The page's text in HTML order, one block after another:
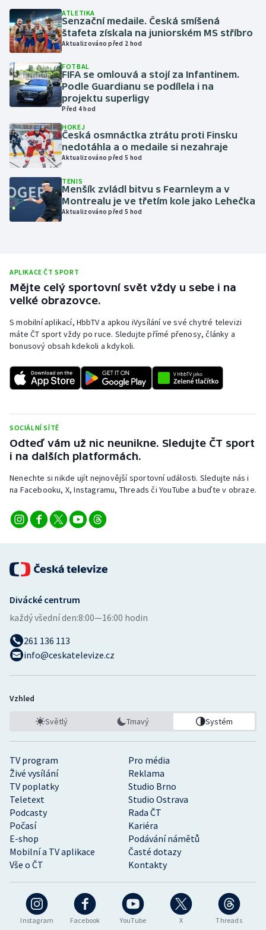
Krasobruslení
Lezení
Lyže a snowboard
Moderní pětiboj
Motorsport
Olympijské hry
Parasport
Plavání
Rychlobruslení
Rychlostní kanoistika
Short track
Sportovní střelba
Veslování
Vodní slalom
Volejbal
ATLETIKA
Senzační medaile. Česká smíšená
štafeta získala na juniorském MS stříbro
Aktualizováno před 2 hod
FOTBAL
FIFA se omlouvá a stojí za Infantinem.
Podle Guardianu se podílela i na
projektu superligy
Před 4 hod
HOKEJ
Česká osmnáctka ztrátu proti Finsku
nedotáhla a o medaile si nezahraje
Aktualizováno před 5 hod
TENIS
Menšík zvládl bitvu s Fearnleym a v
Montrealu je ve třetím kole jako Lehečka
Aktualizováno před 5 hod
APLIKACE ČT SPORT
Mějte celý sportovní svět vždy u sebe i na
velké obrazovce.
S mobilní aplikací, HbbTV a apkou iVysílání ve své chytré televizi
máte ČT sport vždy po ruce. Sledujte přímé přenosy, články a
bonusový obsah kdekoli a kdykoli.
SOCIÁLNÍ SÍTĚ
Odteď vám už nic neunikne. Sledujte ČT sport
i na dalších platformách.
Nenechte si nikde ujít nejnovější sportovní události. Sledujte nás i
na Facebooku, X, Instagramu, Threads či YouTube a buďte v obraze.
Instagram Facebook YouTube X Threads
TV program
Pro média
Živé vysílání
Reklama
TV poplatky
Studio Brno
Teletext
Studio Ostrava
Podcasty
Rada ČT
Počasí
Kariéra
E-shop
Podávání námětů
Mobilní a TV aplikace
Časté dotazy
Vše o ČT
Kontakty
Divácké centrum
každý všední den:8:00—16:00 hodin
261 136 113
info@ceskatelevize.cz
Vzhled
Světlý Tmavý Systém